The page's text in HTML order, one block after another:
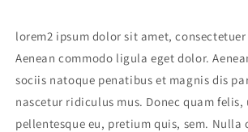
lorem2 ipsum dolor sit amet,
Aenean commodo ligula eget dolor.
sociis natoque penatibus et magnis dis
nascetur ridiculus mus. Donec quam
pellentesque eu, pretium quis, sem. Nulla